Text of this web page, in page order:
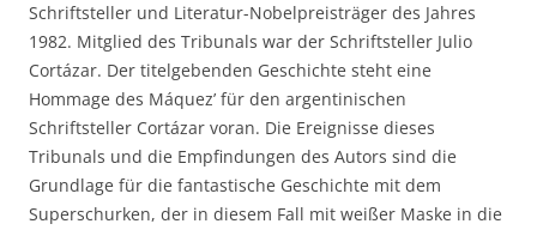
Schriftsteller und Literatur-Nobelpreisträger des Jahres
1982. Mitglied des Tribunals war der Schriftsteller Julio
Cortázar. Der titelgebenden Geschichte steht eine
Hommage des Máquez’ für den argentinischen
Schriftsteller Cortázar voran. Die Ereignisse dieses
Tribunals und die Empfindungen des Autors sind die
Grundlage für die fantastische Geschichte mit dem
Superschurken, der in diesem Fall mit weißer Maske in die